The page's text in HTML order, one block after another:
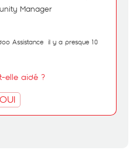
Manager
Assistance il y a presque 10
elle aidé ?
OUI